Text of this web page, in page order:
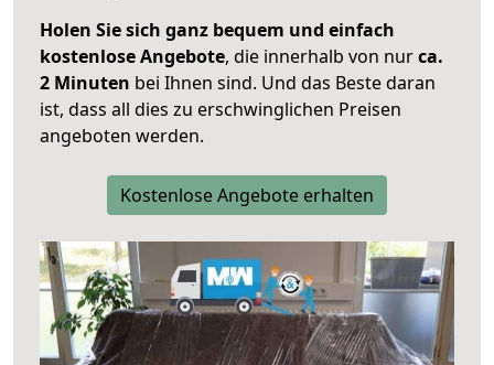
Holen Sie sich ganz bequem und einfach
kostenlose Angebote, die innerhalb von nurca.
2 Minuten bei Ihnen sind. Und das Beste daran
ist, dass all dies zu erschwinglichen Preisen
angeboten werden.
Kostenlose Angebote erhalten